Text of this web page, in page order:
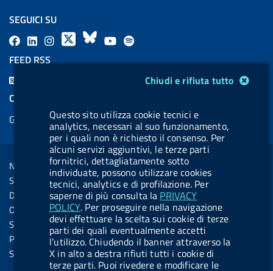
Chiudi e rifiuta tutto
Questo sito utilizza cookie tecnici e
analytics, necessari al suo funzionamento,
per i quali non è richiesto il consenso. Per
alcuni servizi aggiuntivi, le terze parti
fornitrici, dettagliatamente sotto
individuate, possono utilizzare cookies
tecnici, analytics e di profilazione. Per
saperne di più consulta la PRIVACY
POLICY. Per proseguire nella navigazione
devi effettuare la scelta sui cookie di terze
parti dei quali eventualmente accetti
l’utilizzo. Chiudendo il banner attraverso la
X in alto a destra rifiuti tutti i cookie di
terze parti. Puoi rivedere e modificare le
SEGUICI SU
F
a
L
i
.
b
u
t
t
o
n
.
i
X
B
k
y
Y
b
e
l
.
b
u
t
t
o
n
.
s
FEED RSS
COOKIES
Gestione cookie
Sezione Link Utili
Note legali
Social Media Policy
Dichiarazione di accessibilità
Obiettivi di accessibilità
Statistiche sito
Privacy
Servizi Online